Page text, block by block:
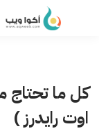
اوت رايدرز )